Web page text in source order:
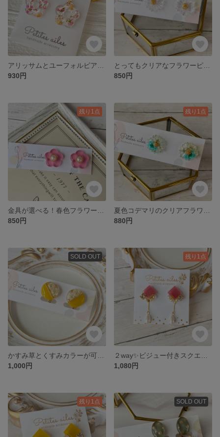
930円
850円
残り1点
850円
残り1点
880円
SOLD OUT
1,000円
残り1点
1,080円
残り1点 SOLD OUT